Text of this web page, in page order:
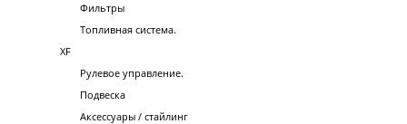
Фильтры
Топливная система.
XF
Рулевое управление.
Подвеска
Аксессуары / стайлинг